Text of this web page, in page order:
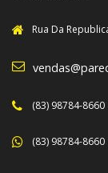
Rua Da
(83) 98784-8660
(83) 98784-8660